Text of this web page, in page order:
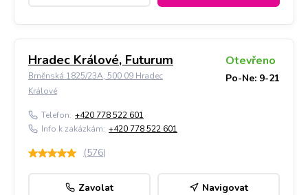
Hradec Králové, Futurum
Brněnská 1825/23A, 500 09 Hradec
Králové
Otevřeno
Po-Ne: 9-21
Telefon: +420 778 522 601
Info k zakázkám: +420 778 522 601
(576)
Zavolat Navigovat